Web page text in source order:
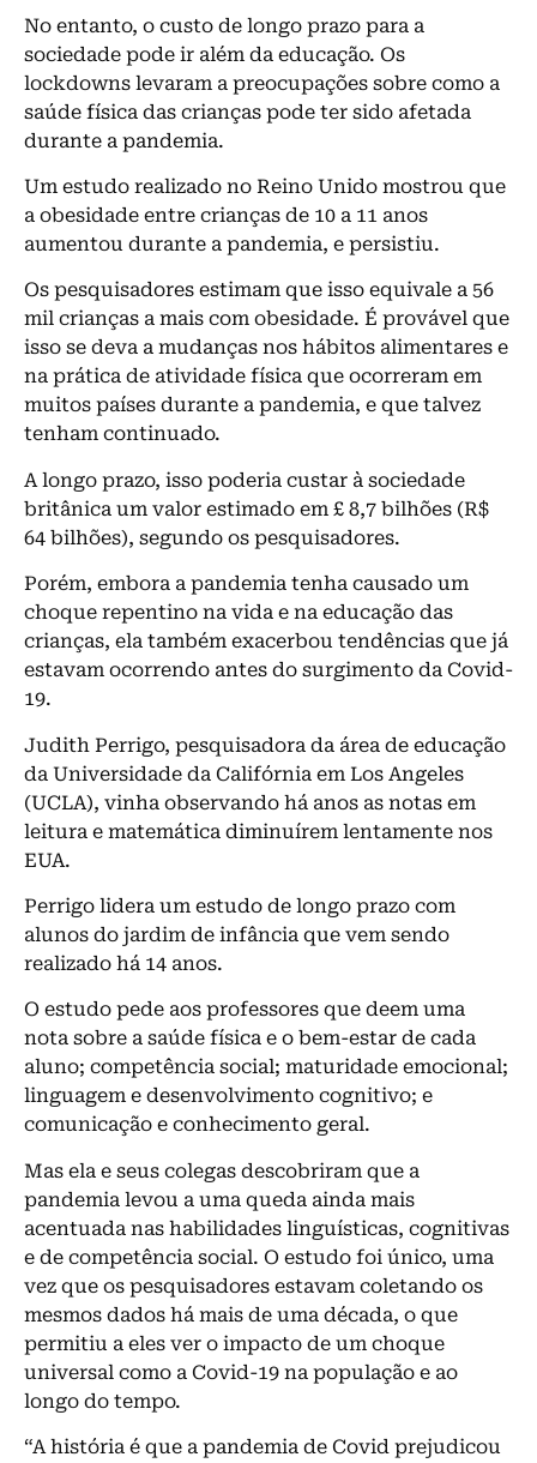
No entanto, o custo de longo prazo para a
sociedade pode ir além da educação. Os
lockdowns levaram a preocupações sobre como a
saúde física das crianças pode ter sido afetada
durante a pandemia.
Um estudo realizado no Reino Unido mostrou que
a obesidade entre crianças de 10 a 11 anos
aumentou durante a pandemia, e persistiu.
Os pesquisadores estimam que isso equivale a 56
mil crianças a mais com obesidade. É provável que
isso se deva a mudanças nos hábitos alimentares e
na prática de atividade física que ocorreram em
muitos países durante a pandemia, e que talvez
tenham continuado.
A longo prazo, isso poderia custar à sociedade
britânica um valor estimado em £ 8,7 bilhões (R$
64 bilhões), segundo os pesquisadores.
Porém, embora a pandemia tenha causado um
choque repentino na vida e na educação das
crianças, ela também exacerbou tendências que já
estavam ocorrendo antes do surgimento da Covid-
19.
Judith Perrigo, pesquisadora da área de educação
da Universidade da Califórnia em Los Angeles
(UCLA), vinha observando há anos as notas em
leitura e matemática diminuírem lentamente nos
EUA.
Perrigo lidera um estudo de longo prazo com
alunos do jardim de infância que vem sendo
realizado há 14 anos.
O estudo pede aos professores que deem uma
nota sobre a saúde física e o bem-estar de cada
aluno; competência social; maturidade emocional;
linguagem e desenvolvimento cognitivo; e
comunicação e conhecimento geral.
Mas ela e seus colegas descobriram que a
pandemia levou a uma queda ainda mais
acentuada nas habilidades linguísticas, cognitivas
e de competência social. O estudo foi único, uma
vez que os pesquisadores estavam coletando os
mesmos dados há mais de uma década, o que
permitiu a eles ver o impacto de um choque
universal como a Covid-19 na população e ao
longo do tempo.
“A história é que a pandemia de Covid prejudicou